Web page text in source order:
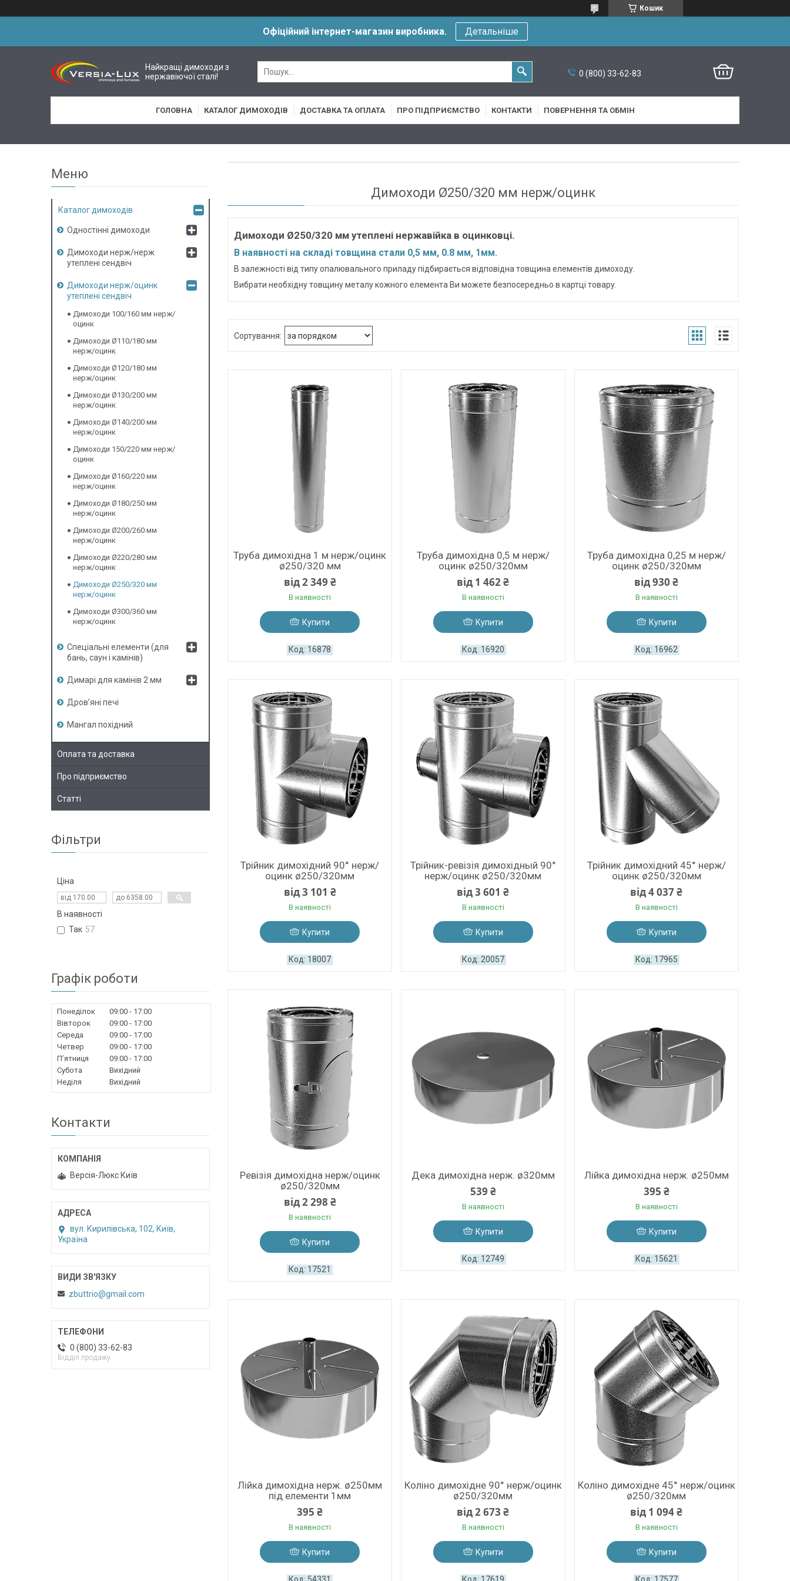
Кошик
Офіційний інтернет-магазин виробника. Детальніше
Найкращі димоходи з
нержавіючої сталі!
0 (800) 33-62-83
ГОЛОВНА КАТАЛОГ ДИМОХОДІВ ДОСТАВКА ТА ОПЛАТА ПРО ПІДПРИЄМСТВО КОНТАКТИ ПОВЕРНЕННЯ ТА ОБМІН
Димоходи Ø250/320 мм нерж/оцинк
Димоходи Ø250/320 мм утеплені нержавійка в оцинковці.
В наявності на складі товщина стали 0,5 мм, 0.8 мм, 1мм.
В залежності від типу опалювального приладу підбирається відповідна товщина елементів димоходу.
Вибрати необхідну товщину металу кожного елемента Ви можете безпосередньо в картці товару.
Труба димохідна 1 м нерж/оцинк
ø250/320 мм
від 2 349 ₴
В наявності
Купити
16878
Труба димохідна 0,5 м нерж/
оцинк ø250/320мм
від 1 462 ₴
В наявності
Купити
16920
Труба димохідна 0,25 м нерж/
оцинк ø250/320мм
від 930 ₴
В наявності
Купити
16962
Трійник димохідний 90° нерж/
оцинк ø250/320мм
від 3 101 ₴
В наявності
Купити
18007
Трійник-ревізія димохідный 90°
нерж/оцинк ø250/320мм
від 3 601 ₴
В наявності
Купити
20057
Трійник димохідний 45° нерж/
оцинк ø250/320мм
від 4 037 ₴
В наявності
Купити
17965
Ревізія димохідна нерж/оцинк
ø250/320мм
від 2 298 ₴
В наявності
Купити
17521
Дека димохідна нерж. ø320мм
539 ₴
В наявності
Купити
12749
Лійка димохідна нерж. ø250мм
395 ₴
В наявності
Купити
15621
Лійка димохідна нерж. ø250мм
під елементи 1мм
395 ₴
В наявності
Купити
Коліно димохідне 90° нерж/оцинк
ø250/320мм
від 2 673 ₴
В наявності
Купити
Коліно димохідне 45° нерж/оцинк
ø250/320мм
від 1 094 ₴
В наявності
Купити
Каталог димоходів
Одностінні димоходи
Димоходи нерж/нерж
утеплені сендвіч
Димоходи нерж/оцинк
утеплені сендвіч
Димоходи 100/160 мм нерж/
оцинк
Димоходи Ø110/180 мм
нерж/оцинк
Димоходи Ø120/180 мм
нерж/оцинк
Димоходи Ø130/200 мм
нерж/оцинк
Димоходи Ø140/200 мм
нерж/оцинк
Димоходи 150/220 мм нерж/
оцинк
Димоходи Ø160/220 мм
нерж/оцинк
Димоходи Ø180/250 мм
нерж/оцинк
Димоходи Ø200/260 мм
нерж/оцинк
Димоходи Ø220/280 мм
нерж/оцинк
Димоходи Ø250/320 мм
нерж/оцинк
Димоходи Ø300/360 мм
нерж/оцинк
Спеціальні елементи (для
бань, саун і камінів)
Димарі для камінів 2 мм
Дров’яні печі
Мангал похідний
Оплата та доставка
Про підприємство
Статті
Фільтри
Ціна
В наявності
Так 57
Графік роботи
Понеділок 09:00
17:00
Вівторок
09:00
17:00
Середа
09:00
17:00
Четвер
09:00
17:00
Пʼятниця
09:00
17:00
Субота
Вихідний
Неділя
Вихідний
Контакти
Версія-Люкс Київ
вул. Кирилівська, 102, Київ,
Україна
zbuttrio@gmail.com
0 (800) 33-62-83
Відділ продажу